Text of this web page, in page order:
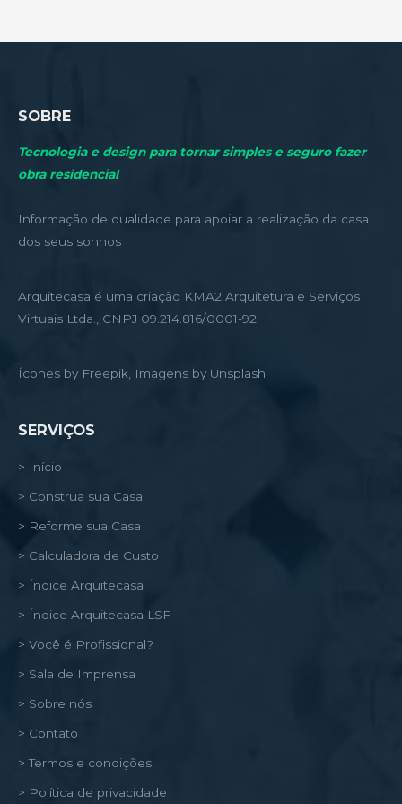
SOBRE
Tecnologia e design para tornar simples e seguro fazer
obra residencial
Informação de qualidade para apoiar a realização da casa
dos seus sonhos
Arquitecasa é uma criação KMA2 Arquitetura e Serviços
Virtuais Ltda., CNPJ 09.214.816/0001-92
Ícones by Freepik, Imagens by Unsplash
SERVIÇOS
> Início
> Construa sua Casa
> Reforme sua Casa
> Calculadora de Custo
> Índice Arquitecasa
> Índice Arquitecasa LSF
> Você é Profissional?
> Sala de Imprensa
> Sobre nós
> Contato
> Termos e condições
> Política de privacidade